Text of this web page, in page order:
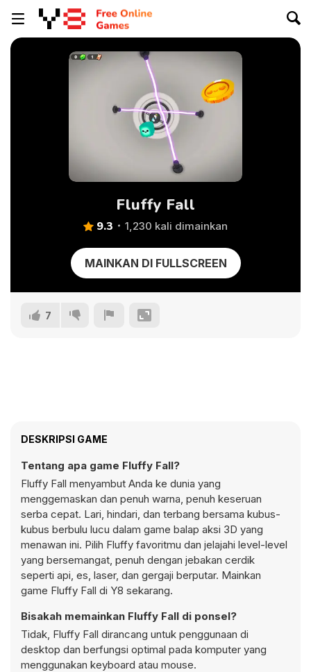
Fluffy Fall
9.3 1,230 kali dimainkan
MAINKAN DI FULLSCREEN
7
DESKRIPSI GAME
Tentang apa game Fluffy Fall?
Fluffy Fall menyambut Anda ke dunia yang
menggemaskan dan penuh warna, penuh keseruan
serba cepat. Lari, hindari, dan terbang bersama kubus-
kubus berbulu lucu dalam game balap aksi 3D yang
menawan ini. Pilih Fluffy favoritmu dan jelajahi level-level
yang bersemangat, penuh dengan jebakan cerdik
seperti api, es, laser, dan gergaji berputar. Mainkan
game Fluffy Fall di Y8 sekarang.
Bisakah memainkan Fluffy Fall di ponsel?
Tidak, Fluffy Fall dirancang untuk penggunaan di
desktop dan berfungsi optimal pada komputer yang
menggunakan keyboard atau mouse.